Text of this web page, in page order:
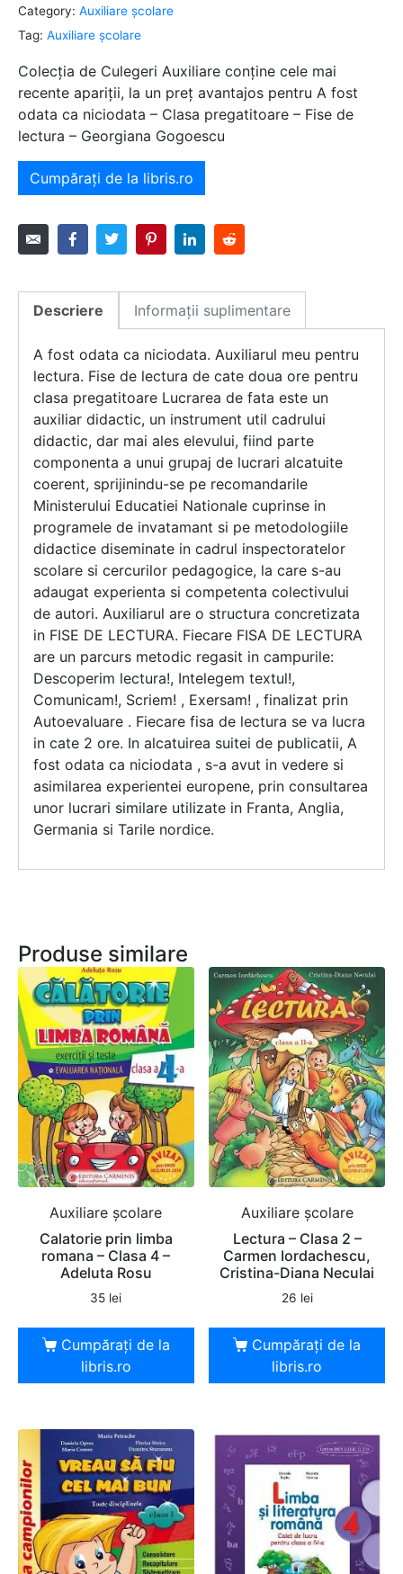
Category: Auxiliare şcolare
Tag: Auxiliare şcolare
Colecția de Culegeri Auxiliare conține cele mai
recente apariții, la un preț avantajos pentru A fost
odata ca niciodata – Clasa pregatitoare – Fise de
lectura – Georgiana Gogoescu
Cumpărați de la libris.ro
Descriere Informații suplimentare
A fost odata ca niciodata. Auxiliarul meu pentru
lectura. Fise de lectura de cate doua ore pentru
clasa pregatitoare Lucrarea de fata este un
auxiliar didactic, un instrument util cadrului
didactic, dar mai ales elevului, fiind parte
componenta a unui grupaj de lucrari alcatuite
coerent, sprijinindu-se pe recomandarile
Ministerului Educatiei Nationale cuprinse in
programele de invatamant si pe metodologiile
didactice diseminate in cadrul inspectoratelor
scolare si cercurilor pedagogice, la care s-au
adaugat experienta si competenta colectivului
de autori. Auxiliarul are o structura concretizata
in FISE DE LECTURA. Fiecare FISA DE LECTURA
are un parcurs metodic regasit in campurile:
Descoperim lectura!, Intelegem textul!,
Comunicam!, Scriem! , Exersam! , finalizat prin
Autoevaluare . Fiecare fisa de lectura se va lucra
in cate 2 ore. In alcatuirea suitei de publicatii, A
fost odata ca niciodata , s-a avut in vedere si
asimilarea experientei europene, prin consultarea
unor lucrari similare utilizate in Franta, Anglia,
Germania si Tarile nordice.
Produse similare
Auxiliare şcolare
Calatorie prin limba
romana – Clasa 4 –
Adeluta Rosu
35 lei
Cumpărați de la
libris.ro
Auxiliare şcolare
Lectura – Clasa 2 –
Carmen Iordachescu,
Cristina-Diana Neculai
26 lei
Cumpărați de la
libris.ro